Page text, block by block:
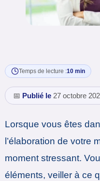
Temps de lecture :10 min
📅 Publié le 27 octobre
Lorsque vous êtes
l’élaboration de votre
moment stressant.
éléments, veiller à ce